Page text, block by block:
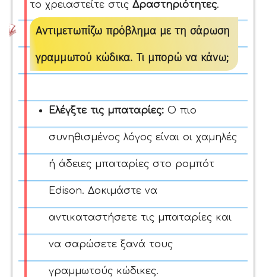
το χρειαστείτε στις Δραστηριότητες.
Αντιμετωπίζω πρόβλημα με τη σάρωση
γραμμωτού κώδικα. Τι μπορώ να κάνω;
Ελέγξτε τις μπαταρίες: Ο πιο
συνηθισμένος λόγος είναι οι χαμηλές
ή άδειες μπαταρίες στο ρομπότ
Edison. Δοκιμάστε να
αντικαταστήσετε τις μπαταρίες και
να σαρώσετε ξανά τους
γραμμωτούς κώδικες.